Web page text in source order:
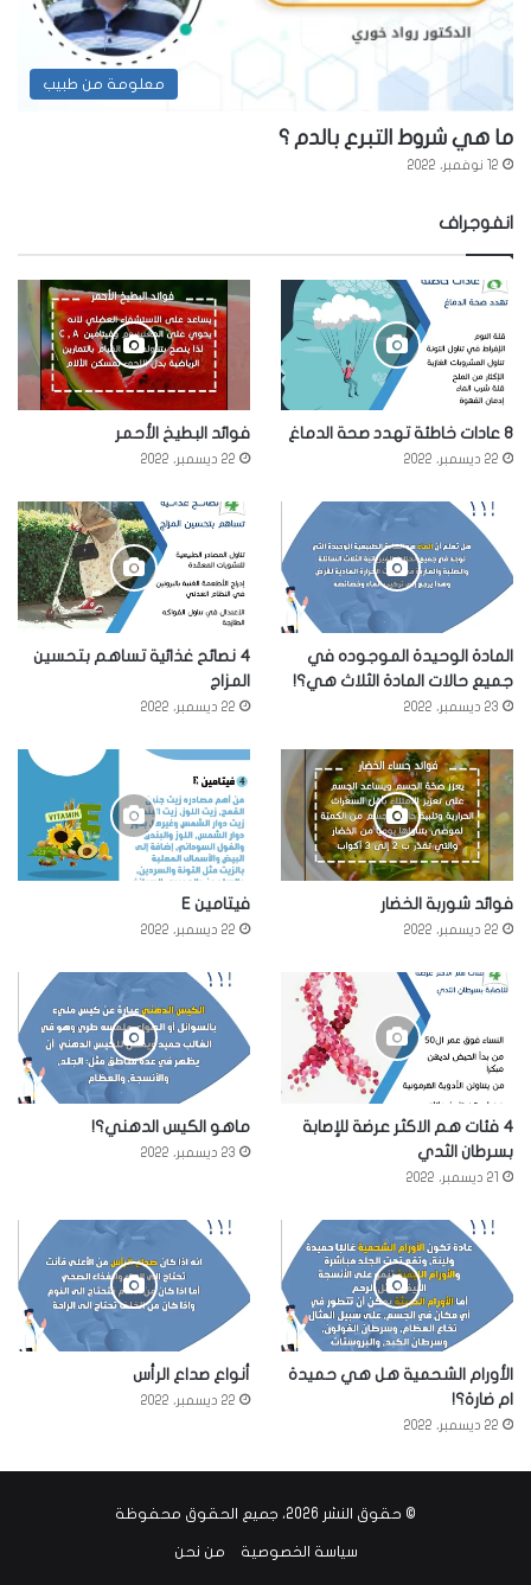
معلومة من طبيب
ما هي شروط التبرع بالدم ؟
12 نوفمبر، 2022
انفوجراف
8 عادات خاطئة تهدد صحة الدماغ
22 ديسمبر، 2022
فوائد البطيخ الأحمر
22 ديسمبر، 2022
المادة الوحيدة الموجوده في
جميع حالات المادة الثلاث هي؟!
23 ديسمبر، 2022
4 نصائح غذائية تساهم بتحسين
المزاج
22 ديسمبر، 2022
فوائد شوربة الخضار
22 ديسمبر، 2022
فيتامين E
22 ديسمبر، 2022
4 فئات هم الاكثر عرضة للإصابة
بسرطان الثدي
21 ديسمبر، 2022
ماهو الكيس الدهني؟!
23 ديسمبر، 2022
الأورام الشحمية هل هي حميدة
ام ضارة؟!
22 ديسمبر، 2022
أنواع صداع الرأس
22 ديسمبر، 2022
© حقوق النشر 2026، جميع الحقوق محفوظة
سياسة الخصوصية من نحن